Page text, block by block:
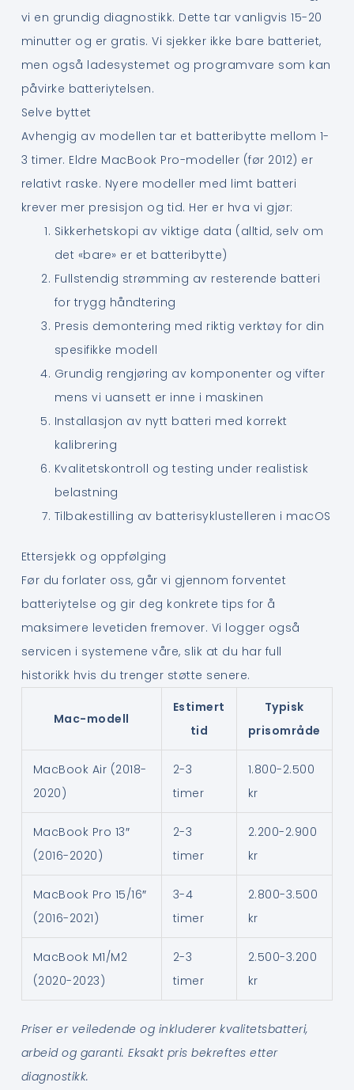
vi en grundig diagnostikk. Dette tar vanligvis 15-20
minutter og er gratis. Vi sjekker ikke bare batteriet,
men også ladesystemet og programvare som kan
påvirke batteriytelsen.
Selve byttet
Avhengig av modellen tar et batteribytte mellom 1-
3 timer. Eldre MacBook Pro-modeller (før 2012) er
relativt raske. Nyere modeller med limt batteri
krever mer presisjon og tid. Her er hva vi gjør:
Sikkerhetskopi av viktige data (alltid, selv om
det «bare» er et batteribytte)
Fullstendig strømming av resterende batteri
for trygg håndtering
Presis demontering med riktig verktøy for din
spesifikke modell
Grundig rengjøring av komponenter og vifter
mens vi uansett er inne i maskinen
Installasjon av nytt batteri med korrekt
kalibrering
Kvalitetskontroll og testing under realistisk
belastning
Tilbakestilling av batterisyklustelleren i macOS
Ettersjekk og oppfølging
Før du forlater oss, går vi gjennom forventet
batteriytelse og gir deg konkrete tips for å
maksimere levetiden fremover. Vi logger også
servicen i systemene våre, slik at du har full
historikk hvis du trenger støtte senere.
Mac-modell
Estimert
tid
Typisk
prisområde
MacBook Air (2018-
2020)
2-3
timer
1.800-2.500
kr
MacBook Pro 13″
(2016-2020)
2-3
timer
2.200-2.900
kr
MacBook Pro 15/16″
(2016-2021)
3-4
timer
2.800-3.500
kr
MacBook M1/M2
(2020-2023)
2-3
timer
2.500-3.200
kr
Priser er veiledende og inkluderer kvalitetsbatteri,
arbeid og garanti. Eksakt pris bekreftes etter
diagnostikk.